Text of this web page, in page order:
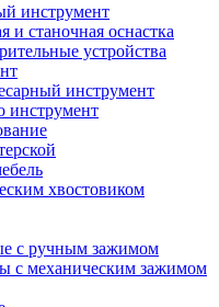
инструмент
и станочная оснастка
устройства
инструмент
инструмент
хвостовиком
с ручным зажимом
с механическим зажимом